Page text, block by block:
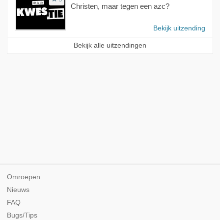
Christen, maar tegen een azc?
Bekijk uitzending
Bekijk alle uitzendingen
Omroepen
Nieuws
FAQ
Bugs/Tips